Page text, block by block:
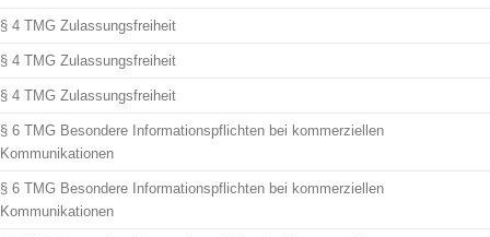
§ 4 TMG Zulassungsfreiheit
§ 4 TMG Zulassungsfreiheit
§ 4 TMG Zulassungsfreiheit
§ 6 TMG Besondere Informationspflichten bei kommerziellen
Kommunikationen
§ 6 TMG Besondere Informationspflichten bei kommerziellen
Kommunikationen